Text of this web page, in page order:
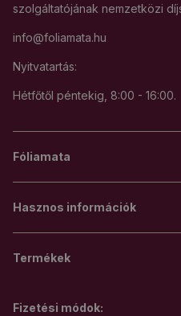
szolgáltatójának nemzetközi
info@foliamata.hu
Nyitvatartás:
Hétfőtől péntekig, 8:00 - 16:00.
Fóliamata
Hasznos információk
Termékek
Fizetési módok: